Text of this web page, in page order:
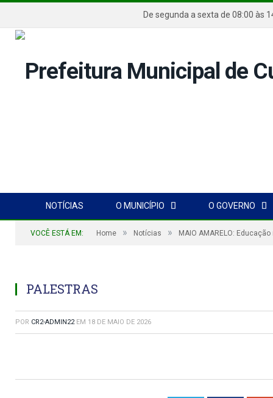
De segunda a sexta de 08:00
NOTÍCIAS O MUNICÍPIO O GOVERNO
VOCÊ ESTÁ EM: Home » Notícias » MAIO AMARELO:
PALESTRAS
POR CR2-ADMIN22 EM 18 DE MAIO DE 2026